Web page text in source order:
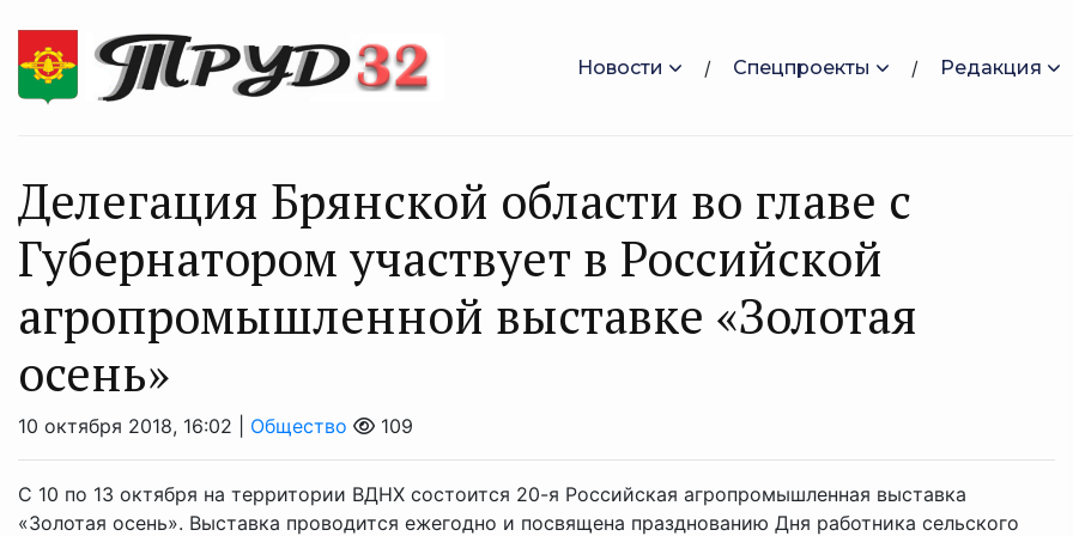
Новости Спецпроекты Редакция
Делегация Брянской области во главе с
Губернатором участвует в Российской
агропромышленной выставке «Золотая
осень»
10 октября 2018, 16:02 | Общество 109
С 10 по 13 октября на территории ВДНХ состоится 20-я Российская агропромышленная выставка
«Золотая осень». Выставка проводится ежегодно и посвящена празднованию Дня работника сельского